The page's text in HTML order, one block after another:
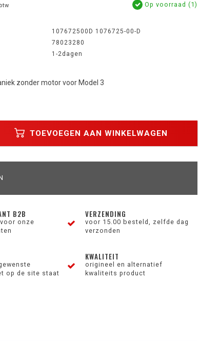
Op voorraad (1)
107672500D 1076725-00-D
78023280
1-2dagen
zonder motor voor Model 3
TOEVOEGEN AAN WINKELWAGEN
B2B
onze
VERZENDING
voor 15.00 besteld, zelfde dag
verzonden
op de site staat
KWALITEIT
origineel en alternatief
kwaliteits product